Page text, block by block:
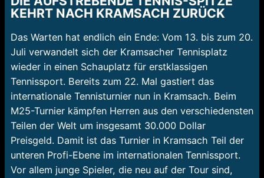
KEHRT NACH KRAMSACH ZURÜCK
Das Warten hat endlich ein Ende: Vom 13. bis zum 20.
Juli verwandelt sich der Kramsacher Tennisplatz
wieder in einen Schauplatz für erstklassigen
Tennissport. Bereits zum 22. Mal gastiert das
internationale Tennisturnier nun in Kramsach. Beim
M25-Turnier kämpfen Herren aus den verschiedensten
Teilen der Welt um insgesamt 30.000 Dollar
Preisgeld. Damit ist das Turnier in Kramsach Teil der
unteren Profi-Ebene im internationalen Tennissport.
Vor allem junge Spieler, die neu auf der Tour sind,